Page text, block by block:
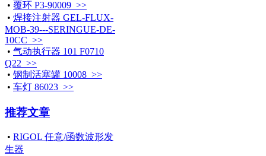
• 覆环 P3-90009 >>
• 焊接注射器 GEL-FLUX-
MOB-39---SERINGUE-DE-
10CC >>
• 气动执行器 101 F0710
Q22 >>
• 钢制活塞罐 10008 >>
• 车灯 86023 >>
推荐文章
• RIGOL 任意/函数波形发
生器